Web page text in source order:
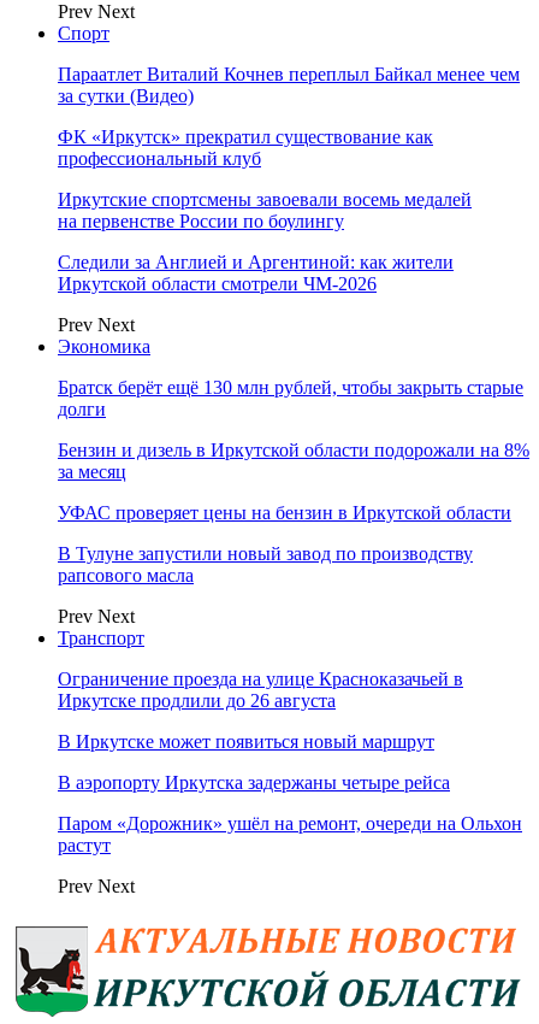
Prev Next
Спорт
Параатлет Виталий Кочнев переплыл Байкал менее чем
за сутки (Видео)
ФК «Иркутск» прекратил существование как
профессиональный клуб
Иркутские спортсмены завоевали восемь медалей
на первенстве России по боулингу
Следили за Англией и Аргентиной: как жители
Иркутской области смотрели ЧМ-2026
Prev Next
Экономика
Братск берёт ещё 130 млн рублей, чтобы закрыть старые
долги
Бензин и дизель в Иркутской области подорожали на 8%
за месяц
УФАС проверяет цены на бензин в Иркутской области
В Тулуне запустили новый завод по производству
рапсового масла
Prev Next
Транспорт
Ограничение проезда на улице Красноказачьей в
Иркутске продлили до 26 августа
В Иркутске может появиться новый маршрут
В аэропорту Иркутска задержаны четыре рейса
Паром «Дорожник» ушёл на ремонт, очереди на Ольхон
растут
Prev Next